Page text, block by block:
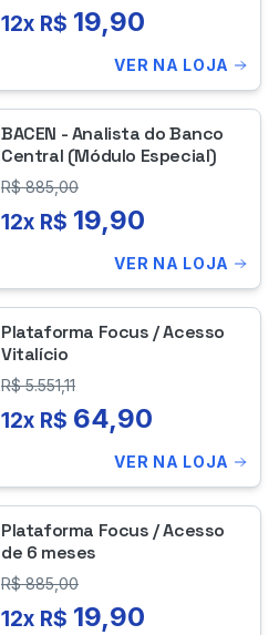
12x R$ 19,90
VER NA LOJA
BACEN - Analista do Banco
Central (Módulo Especial)
R$885,00
12x R$ 19,90
VER NA LOJA
Plataforma Focus / Acesso
Vitalício
R$5.551,11
12x R$ 64,90
VER NA LOJA
Plataforma Focus / Acesso
de 6 meses
R$885,00
12x R$ 19,90